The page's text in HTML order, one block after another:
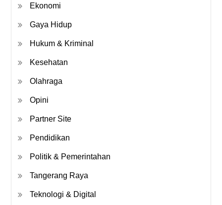
Ekonomi
Gaya Hidup
Hukum & Kriminal
Kesehatan
Olahraga
Opini
Partner Site
Pendidikan
Politik & Pemerintahan
Tangerang Raya
Teknologi & Digital